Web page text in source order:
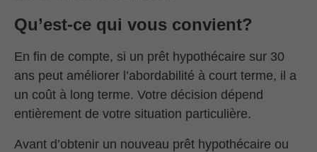
Qu’est-ce qui vous convient?
En fin de compte, si un prêt hypothécaire sur 30
ans peut améliorer l’abordabilité à court terme, il a
un coût à long terme. Votre décision dépend
entièrement de votre situation particulière.
Avant d’obtenir un nouveau prêt hypothécaire ou